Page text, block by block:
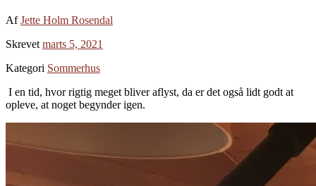
AfJette Holm Rosendal
Skrevet marts 5, 2021
Kategori Sommerhus
I en tid, hvor rigtig meget bliver aflyst, da er det også lidt godt at
opleve, at noget begynder igen.